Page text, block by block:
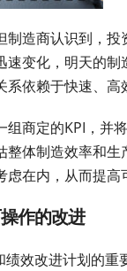
制造商认识到，
速变化，明天的
依赖于快速、高
组商定的KPI，并
整体制造效率和
在内，从而提高
作的改进
绩效改进计划的